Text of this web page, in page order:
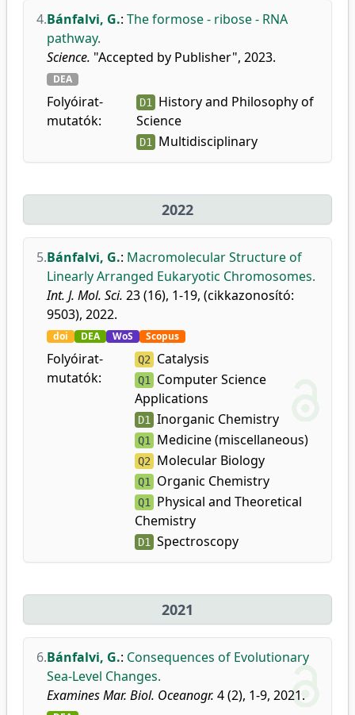
4.Bánfalvi, G.: The formose - ribose - RNA
pathway.
Science. "Accepted by Publisher", 2023.
DEA
Folyóirat-
mutatók:
D1 History and Philosophy of
Science
D1 Multidisciplinary
2022
5.Bánfalvi, G.: Macromolecular Structure of
Linearly Arranged Eukaryotic Chromosomes.
Int. J. Mol. Sci. 23 (16), 1-19, (cikkazonosító:
9503), 2022.
doi DEA WoS Scopus
Folyóirat-
mutatók:
Q2 Catalysis
Q1
Computer Science
Applications
D1 Inorganic Chemistry
Q1 Medicine (miscellaneous)
Q2 Molecular Biology
Q1 Organic Chemistry
Q1
Physical and Theoretical
Chemistry
D1 Spectroscopy
2021
6.Bánfalvi, G.: Consequences of Evolutionary
Sea-Level Changes.
Examines Mar. Biol. Oceanogr. 4 (2), 1-9, 2021.